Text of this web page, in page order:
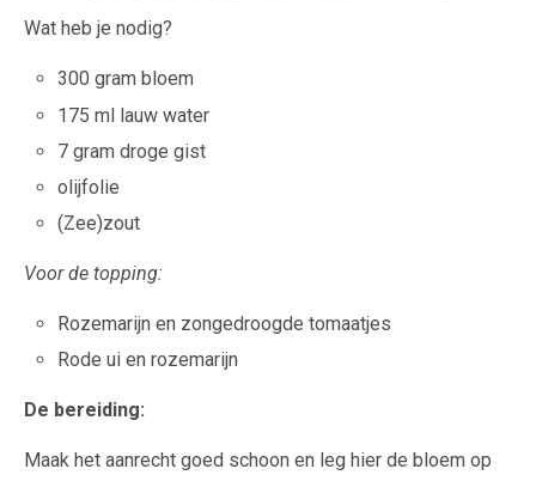
Wat heb je nodig?
300 gram bloem
175 ml lauw water
7 gram droge gist
olijfolie
(Zee)zout
Voor de topping:
Rozemarijn en zongedroogde tomaatjes
Rode ui en rozemarijn
De bereiding:
Maak het aanrecht goed schoon en leg hier de bloem op